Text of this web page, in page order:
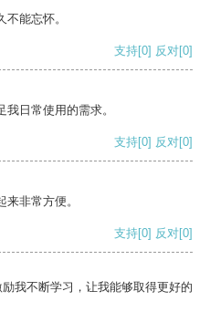
能忘怀。
支持[0] 反对[0]
日常使用的需求。
支持[0] 反对[0]
非常方便。
支持[0] 反对[0]
我不断学习，让我能够取得更好的